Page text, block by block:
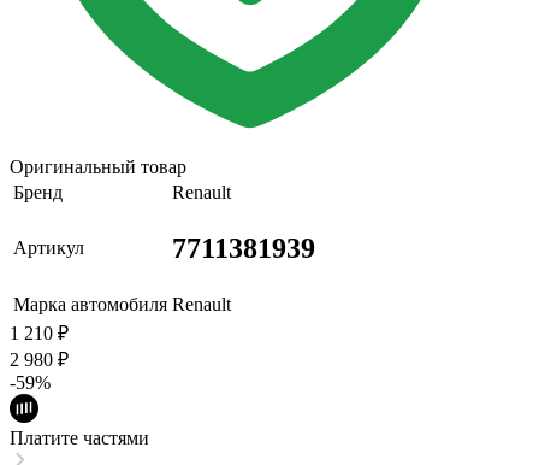
Оригинальный товар
Бренд
Renault
Артикул 7711381939
Марка автомобиля Renault
1 210 ₽
2 980 ₽
-59%
Платите частями